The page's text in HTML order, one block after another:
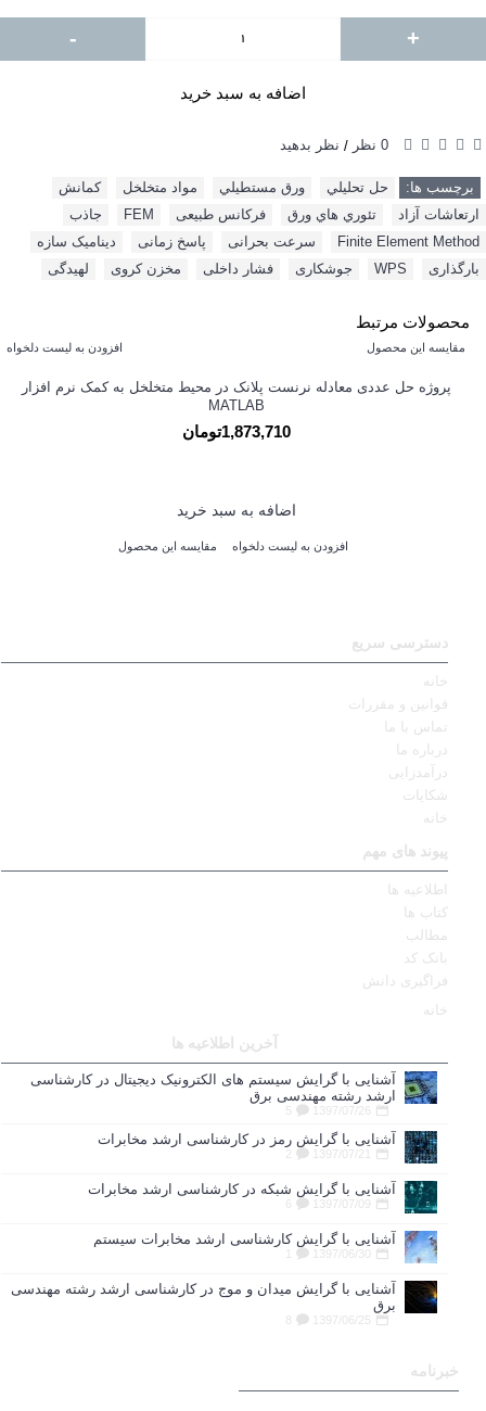
- +
اضافه به سبد خرید
0 نظر / نظر بدهید
برچسب ها: حل تحليلي ورق مستطيلي مواد متخلخل کمانش
ارتعاشات آزاد
تئوري هاي ورق فرکانس طبیعی FEM‌ جاذب
Finite Element Method
سرعت بحرانی پاسخ زمانی دینامیک سازه
بارگذاری
WPS‌ جوشکاری فشار داخلی مخزن کروی لهیدگی
محصولات مرتبط
افزودن به لیست دلخواه مقایسه این محصول
پروژه حل عددی معادله نرنست پلانک در محیط متخلخل به کمک نرم افزار
MATLAB
1,873,710تومان
اضافه به سبد خرید
افزودن به لیست دلخواه مقایسه این محصول
دسترسی سریع
خانه
قوانین و مقررات
تماس با ما
درباره ما
درآمدزایی
شکایات
خانه
پیوند های مهم
اطلاعیه ها
کتاب ها
مطالب
بانک کد
فراگیری دانش
خانه
آخرین اطلاعیه ها
آشنایی با گرایش سیستم های الکترونیک دیجیتال در کارشناسی
ارشد رشته مهندسی برق
1397/07/26
5
آشنایی با گرایش رمز در کارشناسی ارشد مخابرات
1397/07/21
آشنایی با گرایش شبکه در کارشناسی ارشد مخابرات
1397/07/09
6
آشنایی با گرایش کارشناسی ارشد مخابرات سیستم
1397/06/30
آشنایی با گرایش میدان و موج در کارشناسی ارشد رشته مهندسی
برق
1397/06/25
خبرنامه